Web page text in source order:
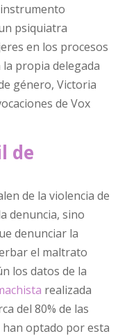
psiquiatra
en los procesos
la propia delegada
género, Victoria
de Vox
de
de la violencia de
denuncia, sino
denunciar la
el maltrato
los datos de la
realizada
del 80% de las
optado por esta